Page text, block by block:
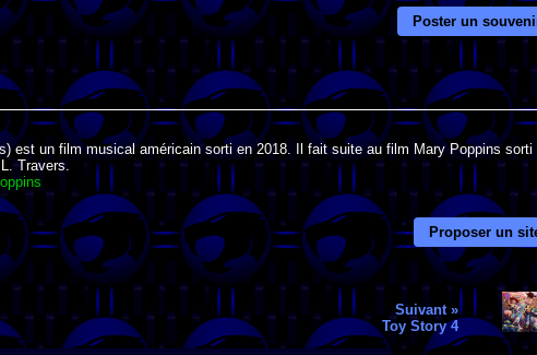
Poster un
est un film musical américain sorti en 2018. Il fait suite au film Mary Poppins sorti
Travers.
Proposer un
Suivant »
Toy Story 4